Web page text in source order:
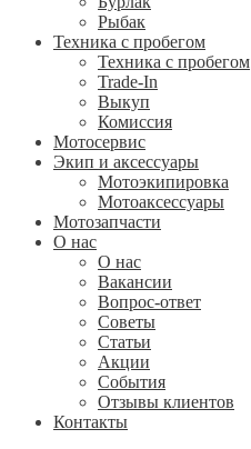
Рыбак
Техника с пробегом
Техника с пробегом
Trade-In
Выкуп
Комиссия
Мотосервис
Экип и аксессуары
Мотоэкипировка
Мотоаксессуары
Мотозапчасти
О нас
О нас
Вакансии
Вопрос-ответ
Советы
Статьи
Акции
События
Отзывы клиентов
Контакты